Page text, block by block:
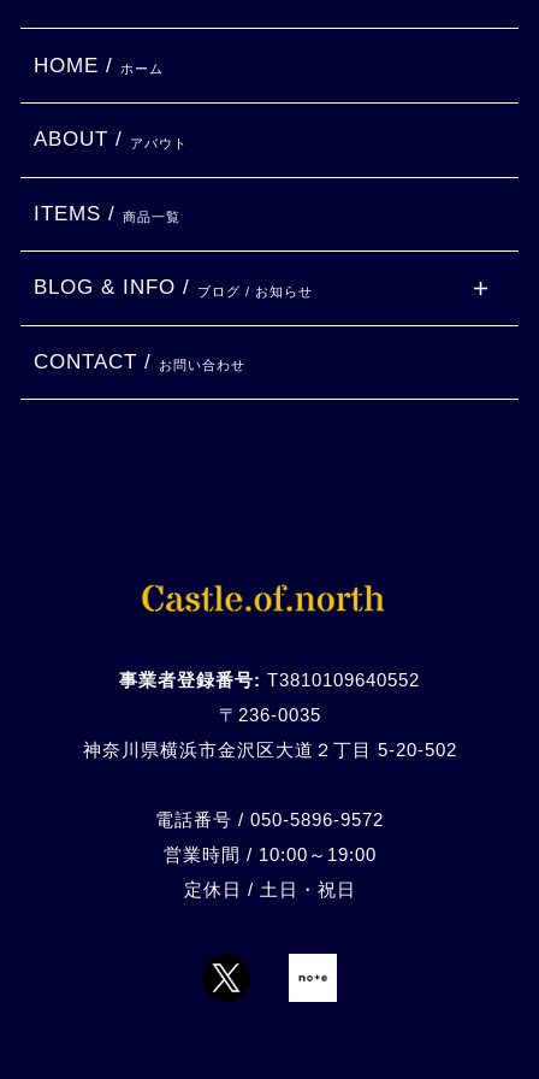
事業者登録番号: T3810109640552
〒236-0035
神奈川県横浜市金沢区大道２丁目 5-20-502
電話番号 / 050-5896-9572
営業時間 / 10:00～19:00
定休日 / 土日・祝日
HOME / ホーム
ABOUT / アバウト
ITEMS / 商品一覧
BLOG & INFO / ブログ / お知らせ
CONTACT / お問い合わせ